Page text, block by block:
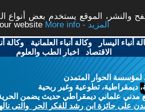
والنشر، الموقع يستخدم بعض أنواع
website
More info - المزيد
أنباء اليسار -وكالة أنباء العلمانية -وكالة
الاقتصاد - اخبار الطب والعلوم
لمؤسسة الحوار المتمدن
ديمقراطية، تطوعية وغير ربحية
علماني ديمقراطي حديث يضمن الحرية
على جائزة ابن رشد للفكر الحر والتى